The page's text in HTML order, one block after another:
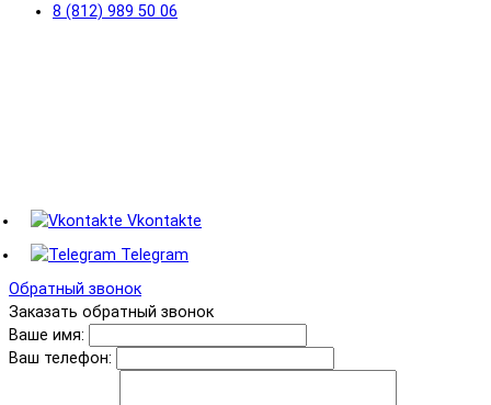
8 (812) 989 50 06
Vkontakte
Telegram
Обратный звонок
Заказать обратный звонок
Ваше имя:
Ваш телефон: